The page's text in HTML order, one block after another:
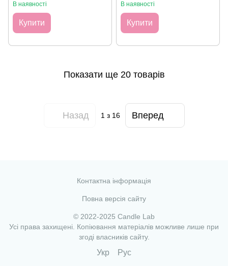
В наявності
Купити
В наявності
Купити
Показати ще 20 товарів
Назад 1з 16 Вперед
Контактна інформація
Повна версія сайту
© 2022-2025 Candle Lab
Усі права захищені. Копіювання матеріалів можливе лише при
згоді власників сайту.
Укр Рус